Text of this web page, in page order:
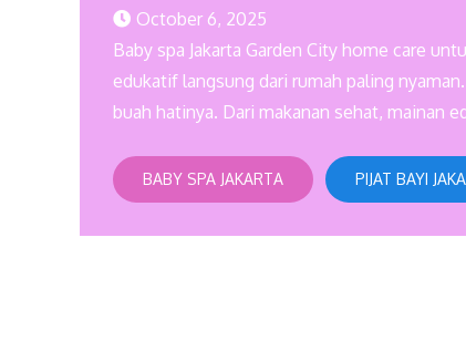
October 6, 2025
Baby spa Jakarta Garden City home care
edukatif langsung dari rumah paling
buah hatinya. Dari makanan sehat, mainan
BABY SPA JAKARTA PIJAT BAYI